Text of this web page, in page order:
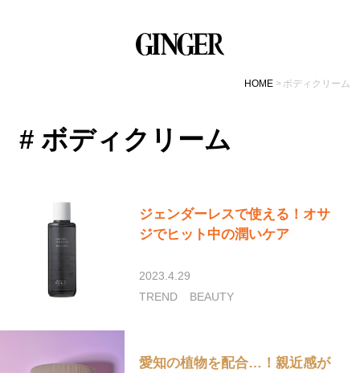
HOME ボディクリーム
# ボディクリーム
ジェンダーレスで使える！オサ
ジでヒット中の潤いケア
2023.4.29
TREND
BEAUTY
愛知の植物を配合…！親近感が